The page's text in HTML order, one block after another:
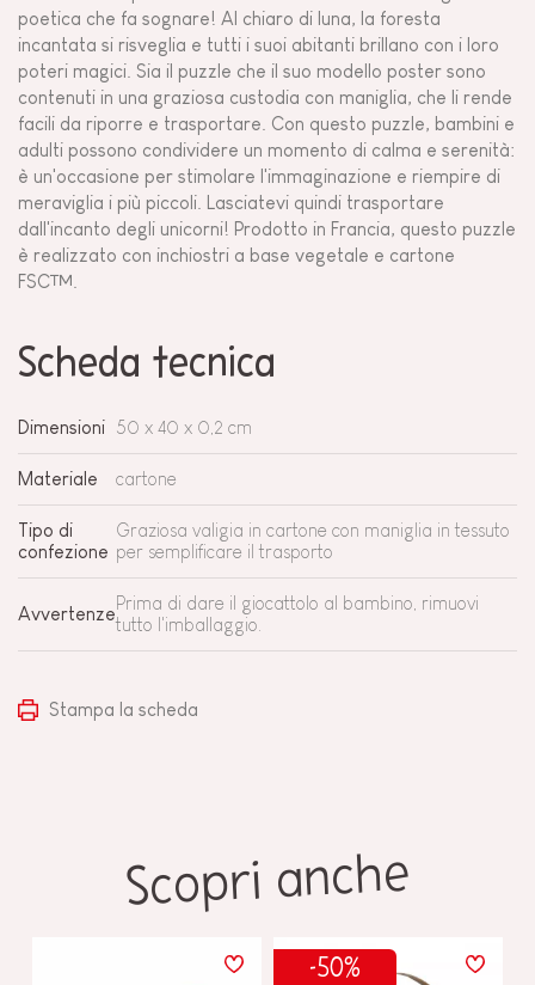
poetica che fa sognare! Al chiaro di luna, la foresta
incantata si risveglia e tutti i suoi abitanti brillano con i loro
poteri magici. Sia il puzzle che il suo modello poster sono
contenuti in una graziosa custodia con maniglia, che li rende
facili da riporre e trasportare. Con questo puzzle, bambini e
adulti possono condividere un momento di calma e serenità:
è un'occasione per stimolare l'immaginazione e riempire di
meraviglia i più piccoli. Lasciatevi quindi trasportare
dall'incanto degli unicorni! Prodotto in Francia, questo puzzle
è realizzato con inchiostri a base vegetale e cartone
FSC™.
Scheda tecnica
Dimensioni 50 x 40 x 0,2 cm
Materiale cartone
Tipo di
confezione
Graziosa valigia in cartone con maniglia in tessuto
per semplificare il trasporto
Avvertenze
Prima di dare il giocattolo al bambino, rimuovi
tutto l'imballaggio.
Stampa la scheda
Scopri anche
-50%